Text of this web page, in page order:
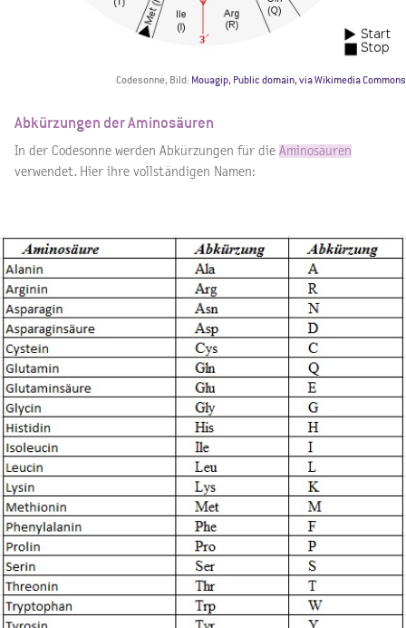
Codesonne, Bild: Mouagip, Public domain, via Wikimedia Commons
Abkürzungen der Aminosäuren
In der Codesonne werden Abkürzungen für die Aminosäuren
verwendet. Hier ihre vollständigen Namen: